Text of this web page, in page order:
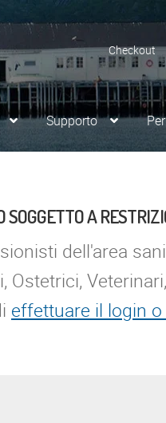
Checkout
Supporto
SOGGETTO A
dell'area
effettuare il login